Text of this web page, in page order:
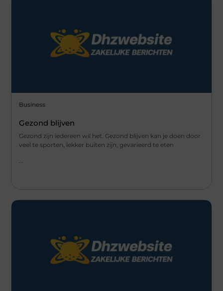
Business
Gezond blijven
Gezond zijn iedereen wil het. Gezond blijven kan je doen door
veel te sporten, lekker buiten zijn, gevarieerd te eten
...